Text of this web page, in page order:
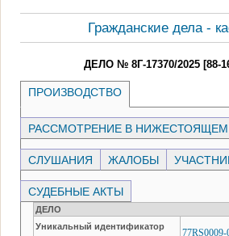
Гражданские дела -
ДЕЛО № 8Г-17370/2025 [88-
ПРОИЗВОДСТВО
РАССМОТРЕНИЕ В НИЖЕСТОЯЩЕМ
СЛУШАНИЯ ЖАЛОБЫ
СУДЕБНЫЕ АКТЫ
ДЕЛО
Уникальный идентификатор